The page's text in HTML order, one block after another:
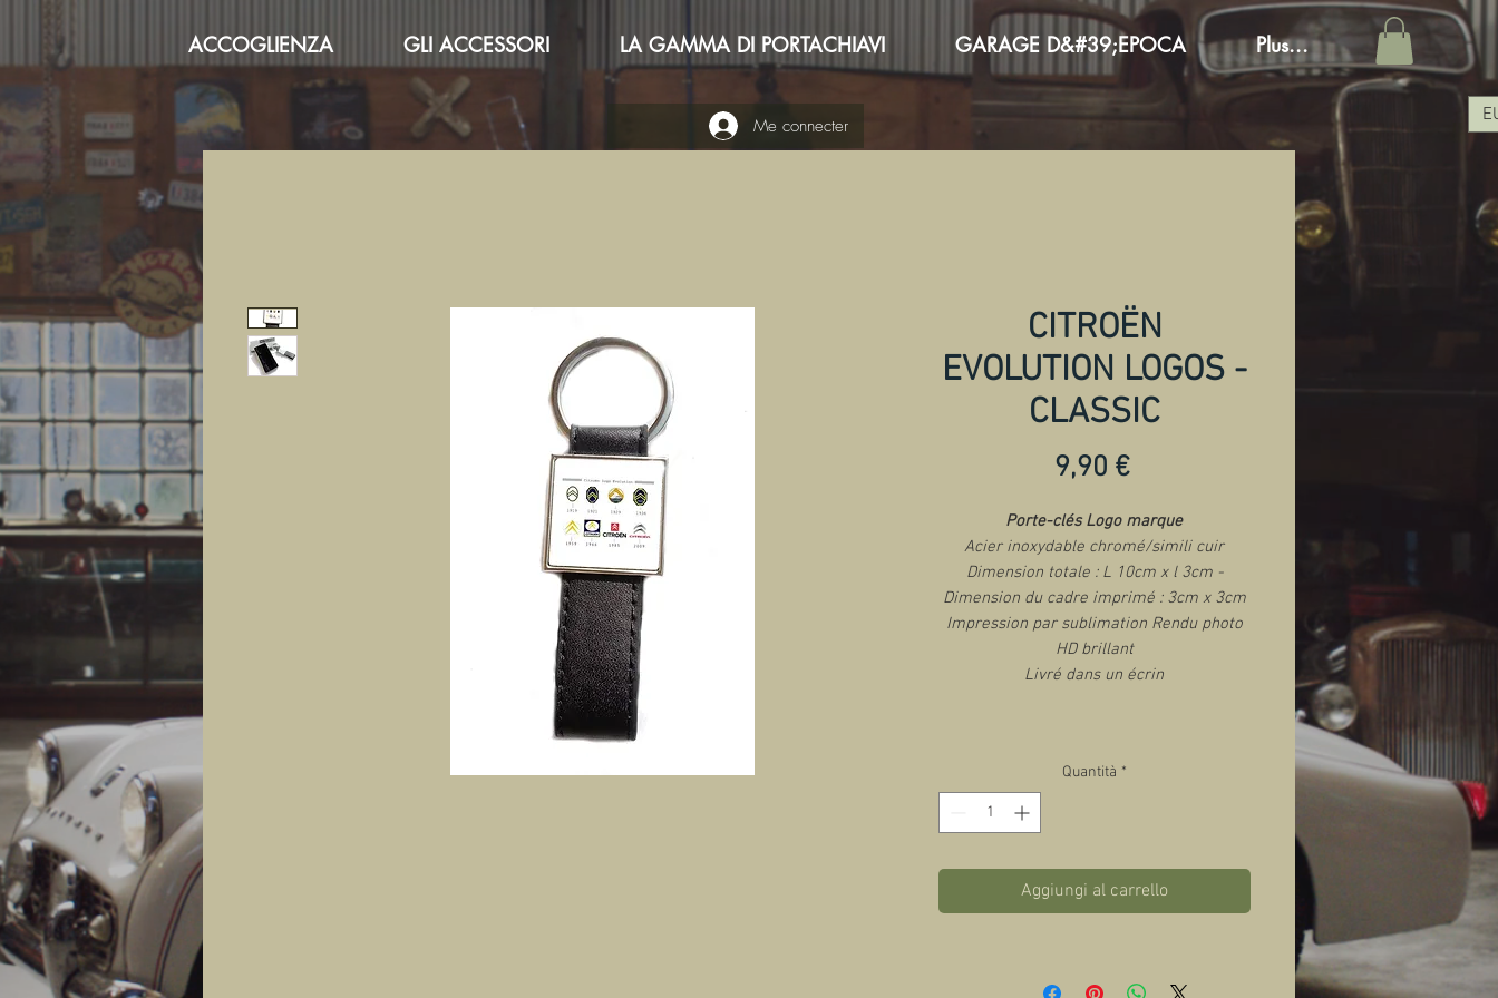
ACCOGLIENZA GLI ACCESSORI LA GAMMA DI PORTACHIAVI GARAGE D&#39;EPOCA Plus...
Me connecter
CITROËN
EVOLUTION LOGOS -
CLASSIC
9,90 €Prezzo
Porte-clés Logo marque
Acier inoxydable chromé/simili cuir
Dimension totale : L 10cm x l 3cm -
Dimension du cadre imprimé : 3cm x 3cm
Impression par sublimation Rendu photo
HD brillant
Livré dans un écrin
Quantità *
Aggiungi al carrello